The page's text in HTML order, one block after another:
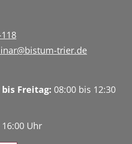
trier.de
Freitag: 08:00 bis 12:30
Uhr